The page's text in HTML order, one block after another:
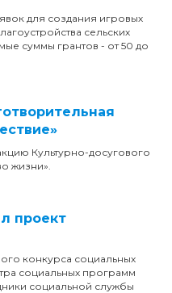
для создания игровых
сельских
суммы грантов - от 50 до
Культурно-досугового
жизни».
проект
конкурса социальных
социальных программ
социальной службы